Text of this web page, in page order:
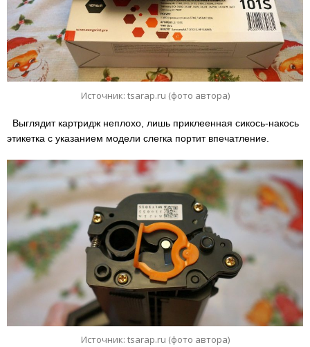
Источник: tsarap.ru (фото автора)
Выглядит картридж неплохо, лишь приклеенная сикось-накось
этикетка с указанием модели слегка портит впечатление.
Источник: tsarap.ru (фото автора)